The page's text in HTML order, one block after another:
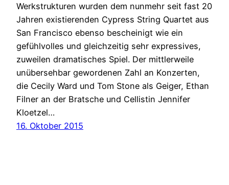
Werkstrukturen wurden dem nunmehr seit fast 20
Jahren existierenden Cypress String Quartet aus
San Francisco ebenso bescheinigt wie ein
gefühlvolles und gleichzeitig sehr expressives,
zuweilen dramatisches Spiel. Der mittlerweile
unübersehbar gewordenen Zahl an Konzerten,
die Cecily Ward und Tom Stone als Geiger, Ethan
Filner an der Bratsche und Cellistin Jennifer
Kloetzel…
16. Oktober 2015